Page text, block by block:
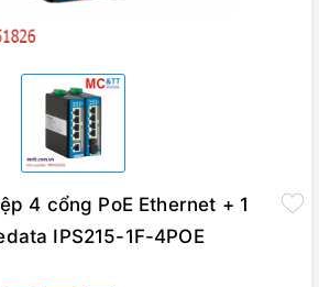
4 cổng PoE Ethernet + 1
IPS215-1F-4POE